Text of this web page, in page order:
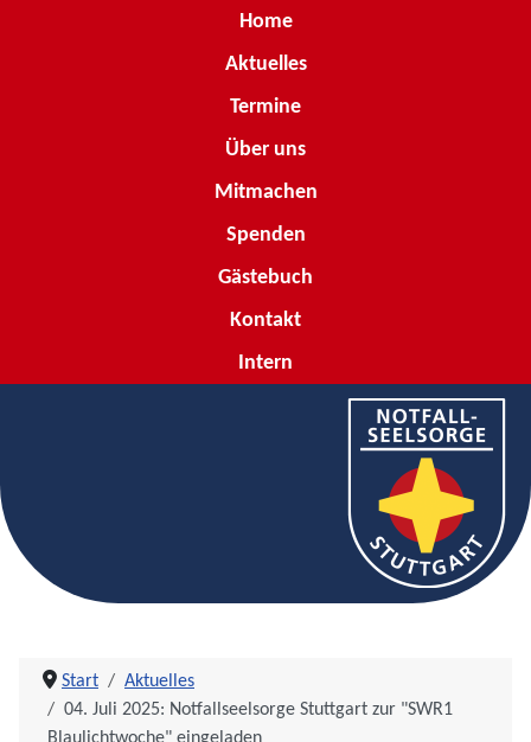
Home
Aktuelles
Termine
Über uns
Mitmachen
Spenden
Gästebuch
Kontakt
Intern
Start
Aktuelles
04. Juli 2025: Notfallseelsorge Stuttgart zur "SWR1